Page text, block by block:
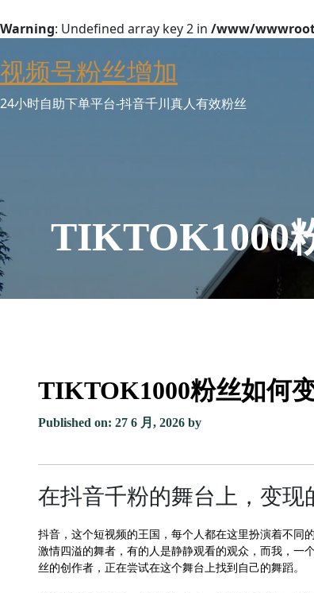
Warning: Undefined array key 2 in /www/
to
content
视频号粉丝增加
24小时自助下单平台-抖音千川真人有效粉丝
TIKTOK1000
TIKTOK1000粉丝如何
Published on: 27 6 月, 2026 by
在抖音千粉的舞台上，变现
抖音，这个短视频的王国，每个人都在这里扮演着不同
激情四溢的舞者，有的人是静静观看的观众，而我，一
丝的创作者，正在尝试在这个舞台上找到自己的舞蹈。